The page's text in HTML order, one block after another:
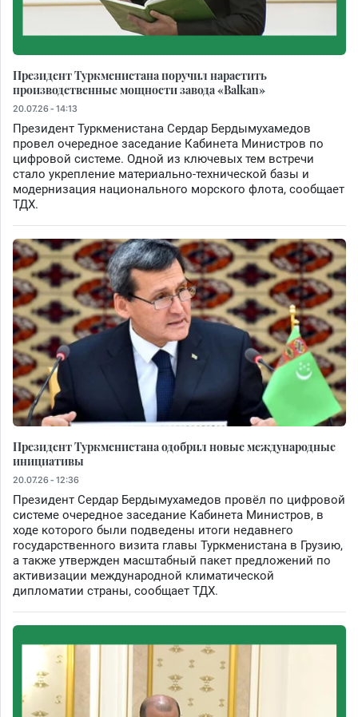
Президент Туркменистана поручил нарастить
производственные мощности завода «Balkan»
20.07.26 - 14:13
Президент Туркменистана Сердар Бердымухамедов
провел очередное заседание Кабинета Министров по
цифровой системе. Одной из ключевых тем встречи
стало укрепление материально-технической базы и
модернизация национального морского флота, сообщает
ТДХ.
Президент Туркменистана одобрил новые международные
инициативы
20.07.26 - 12:36
Президент Сердар Бердымухамедов провёл по цифровой
системе очередное заседание Кабинета Министров, в
ходе которого были подведены итоги недавнего
государственного визита главы Туркменистана в Грузию,
а также утвержден масштабный пакет предложений по
активизации международной климатической
дипломатии страны, сообщает ТДХ.